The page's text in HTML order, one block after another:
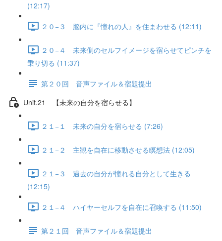
(12:17)
２０−３ 脳内に『憧れの人』を住まわせる (12:11)
２０−４ 未来側のセルフイメージを宿らせてピンチを
乗り切る (11:37)
第２０回 音声ファイル＆宿題提出
Unit.21 【未来の自分を宿らせる】
２１−１ 未来の自分を宿らせる (7:26)
２１−２ 主観を自在に移動させる瞑想法 (12:05)
２１−３ 過去の自分が憧れる自分として生きる
(12:15)
２１−４ ハイヤーセルフを自在に召喚する (11:50)
第２１回 音声ファイル＆宿題提出